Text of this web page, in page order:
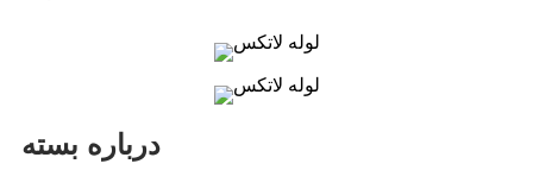
درباره بسته